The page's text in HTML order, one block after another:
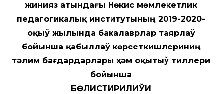
Әжинияз атындағы Нөкис мәмлекетлик
педагогикалық институтының 2019-2020-
оқыў жылында бакалаврлар таярлаў
бойынша қабыллаў көрсеткишлериниң
тәлим бағдардарлары ҳәм оқытыў тиллери
бойынша
БӨЛИСТИРИЛИЎИ